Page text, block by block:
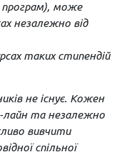
програм), може
незалежно від
таких стипендій
не існує. Кожен
лайн та незалежно
вивчити
спільної